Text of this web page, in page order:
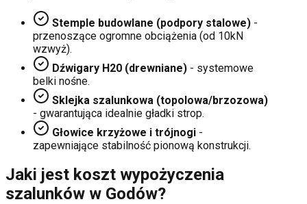
Stemple budowlane (podpory stalowe) -
przenoszące ogromne obciążenia (od 10kN
wzwyż).
Dźwigary H20 (drewniane) - systemowe
belki nośne.
Sklejka szalunkowa (topolowa/brzozowa)
- gwarantująca idealnie gładki strop.
Głowice krzyżowe i trójnogi -
zapewniające stabilność pionową konstrukcji.
Jaki jest koszt wypożyczenia
szalunków w Godów?